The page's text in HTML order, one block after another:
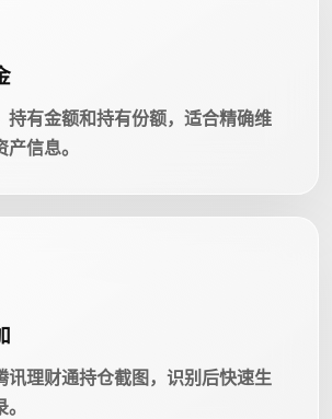
持有金额和持有份额，适合精确维
信息。
讯理财通持仓截图，识别后快速生